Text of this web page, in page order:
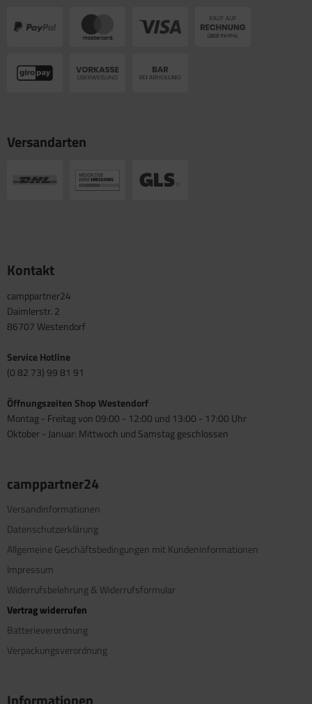
Versandarten
Kontakt
camppartner24
Daimlerstr. 2
86707 Westendorf
Service Hotline
(0 82 73) 99 81 91
Öffnungszeiten Shop Westendorf
Montag - Freitag von 09:00 - 12:00 und 13:00 - 17:00 Uhr
Oktober - Januar: Mittwoch und Samstag geschlossen
camppartner24
Versandinformationen
Datenschutzerklärung
Allgemeine Geschäftsbedingungen mit Kundeninformationen
Impressum
Widerrufsbelehrung & Widerrufsformular
Vertrag widerrufen
Batterieverordnung
Verpackungsverordnung